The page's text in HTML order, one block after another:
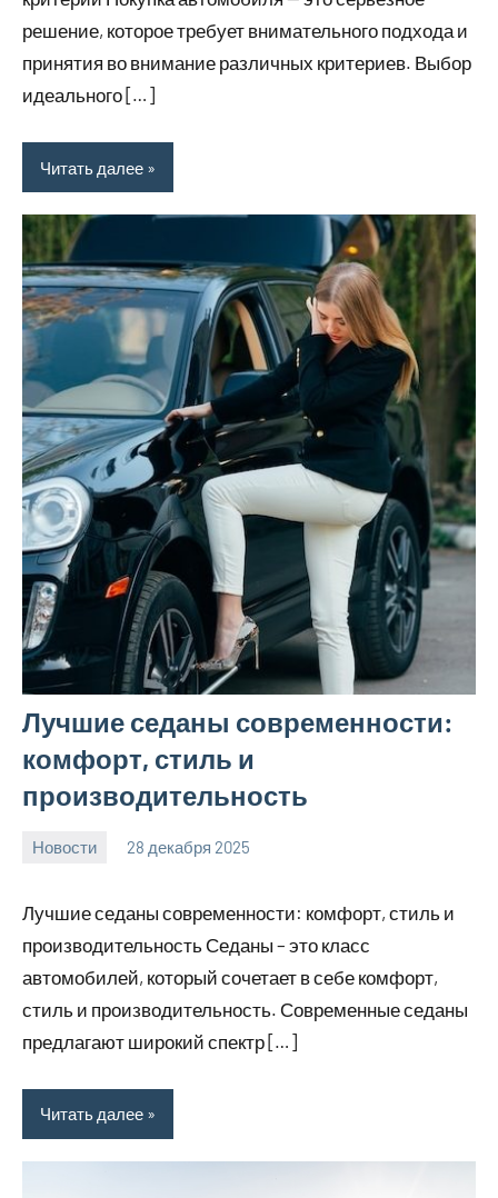
решение, которое требует внимательного подхода и
принятия во внимание различных критериев. Выбор
идеального […]
Читать далее
Лучшие седаны современности:
комфорт, стиль и
производительность
Новости 28 декабря 2025
Лучшие седаны современности: комфорт, стиль и
производительность Седаны – это класс
автомобилей, который сочетает в себе комфорт,
стиль и производительность. Современные седаны
предлагают широкий спектр […]
Читать далее